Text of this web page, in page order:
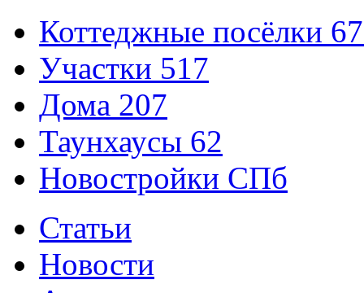
Коттеджные посёлки
Участки 517
Дома 207
Таунхаусы 62
Новостройки СПб
Статьи
Новости